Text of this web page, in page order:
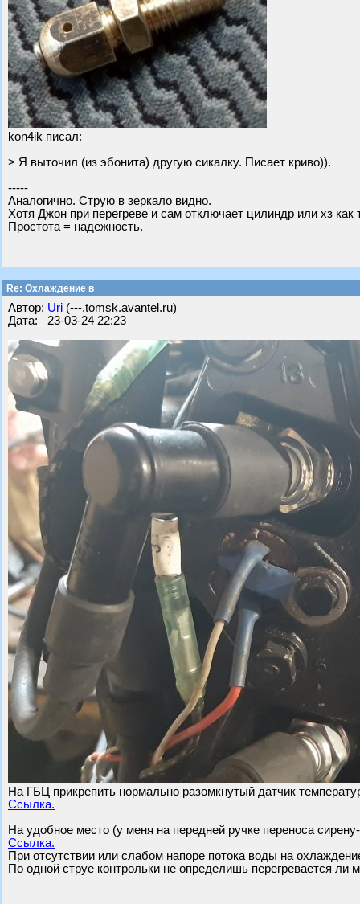
kon4ik писал:
> Я выточил (из эбонита) другую сикалку. Писает криво)).
-----
Аналогично. Струю в зеркало видно.
Хотя Джон при перегреве и сам отключает цилиндр или хз
Простота = надежность.
Re: Охлаждение в
Автор: Uri (---.tomsk.avantel.ru)
Дата: 23-03-24 22:23
На ГБЦ прикрепить нормально разомкнутый датчик
Ссылка.
На удобное место (у меня на передней ручке переноса
Ссылка.
При отсутствии или слабом напоре потока воды на
По одной струе контрольки не определишь перегревается ли